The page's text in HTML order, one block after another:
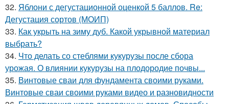
32. Яблони с дегустационной оценкой 5 баллов. Re:
Дегустация сортов (МОИП)
33. Как укрыть на зиму дуб. Какой укрывной материал
выбрать?
34. Что делать со стеблями кукурузы после сбора
урожая. О влиянии кукурузы на плодородие почвы...
35. Винтовые сваи для фундамента своими руками.
Винтовые сваи своими руками видео и разновидности